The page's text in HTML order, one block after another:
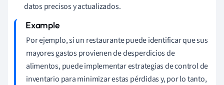
datos precisos y actualizados.
Por ejemplo, si un restaurante puede identificar que sus
mayores gastos provienen de desperdicios de
alimentos, puede implementar estrategias de control de
inventario para minimizar estas pérdidas y, por lo tanto,